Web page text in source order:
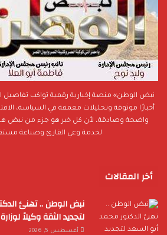
نبض الوطن» منصة إخبارية رقمية تواكب
أخبارًا موثوقة وتحليلات معمقة في السياسة،
واضحة وصادقة، لأن كل خبر هو جزء من نبض
لخدمة وعي القارئ وصناعة
أخر المقالات
نبض الوطن .. تهنئ
لتجديد الثقة وكيلاً
أغسطس 5, 2026